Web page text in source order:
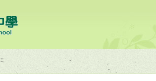
:::